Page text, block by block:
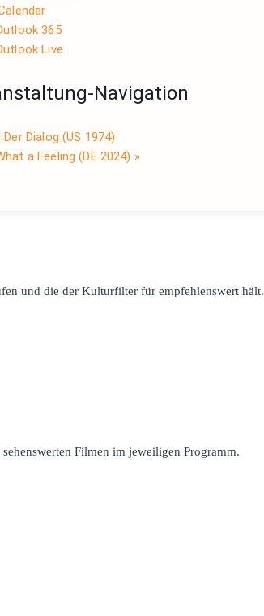
365
Live
Navigation
Der Dialog (US 1974)
a Feeling (DE 2024) »
und die der Kulturfilter für empfehlenswert hält.
Filmen im jeweiligen Programm.